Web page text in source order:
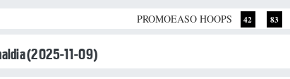
PROMOEASO HOOPS 42 83
(2025-11-09)